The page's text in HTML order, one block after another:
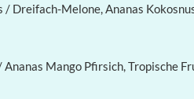
Melone, Ananas
Mango Pfirsich, Tropische